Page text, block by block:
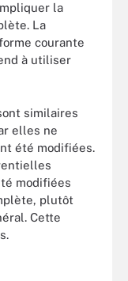
la
La
courante
à utiliser
similaires
elles ne
été modifiées.
modifiées
plutôt
Cette